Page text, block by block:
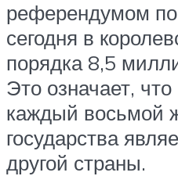
референдумом
сегодня в
порядка 8,5
Это означает, что
каждый восьмой
государства
другой страны.